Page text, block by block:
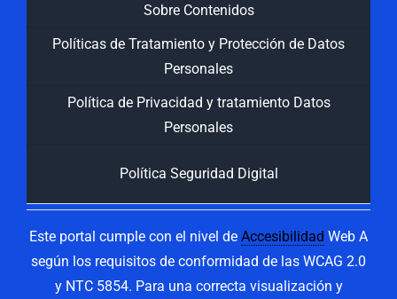
Sobre Contenidos
Políticas de Tratamiento y Protección de Datos
Personales
Política de Privacidad y tratamiento Datos
Personales
Política Seguridad Digital
Este portal cumple con el nivel de Accesibilidad Web A
según los requisitos de conformidad de las WCAG 2.0
y NTC 5854. Para una correcta visualización y